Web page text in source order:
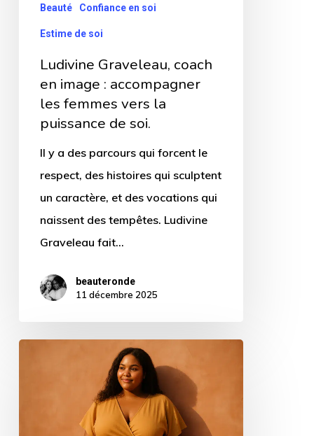
puissance
Beauté Confiance en soi
Estime de soi
Ludivine Graveleau, coach
en image : accompagner
les femmes vers la
puissance de soi.
Il y a des parcours qui forcent le
respect, des histoires qui sculptent
un caractère, et des vocations qui
naissent des tempêtes. Ludivine
Graveleau fait…
beauteronde
11 décembre 2025